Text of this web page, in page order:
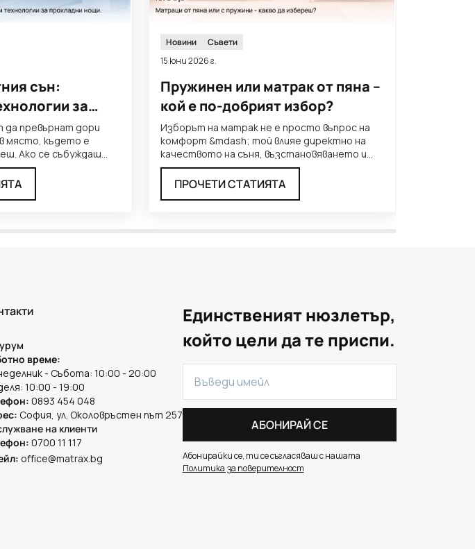
сън:
за
превърнат дори
място, където е
Ако се събуждаш
или
Новини
Съвети
15 юни 2026 г.
Пружинен или матрак от пяна –
кой е по-добрият избор?
Изборът на матрак не е просто въпрос на
комфорт &mdash; той влияе директно на
качеството на съня, възстановяването и
начина, по който се чув...
ПРОЧЕТИ СТАТИЯТА
време:
- Събота: 10:00 - 20:00
10:00 - 19:00
0893 454 048
София, ул. Околовръстен път 257
на клиенти
0700 11 117
office@matrax.bg
Единственият нюзлетър,
който цели да те приспи.
АБОНИРАЙ СЕ
Абонирайки се, ти се съгласяваш с нашата
Политика за поверителност